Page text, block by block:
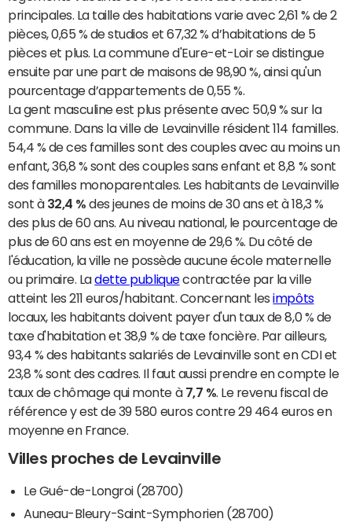
principales. La taille des habitations varie avec 2,61 % de 2
pièces, 0,65 % de studios et 67,32 % d’habitations de 5
pièces et plus. La commune d'Eure-et-Loir se distingue
ensuite par une part de maisons de 98,90 %, ainsi qu'un
pourcentage d’appartements de 0,55 %.
La gent masculine est plus présente avec 50,9 % sur la
commune. Dans la ville de Levainville résident 114 familles.
54,4 % de ces familles sont des couples avec au moins un
enfant, 36,8 % sont des couples sans enfant et 8,8 % sont
des familles monoparentales. Les habitants de Levainville
sont à 32,4 % des jeunes de moins de 30 ans et à 18,3 %
des plus de 60 ans. Au niveau national, le pourcentage de
plus de 60 ans est en moyenne de 29,6 %. Du côté de
l'éducation, la ville ne possède aucune école maternelle
ou primaire. Ladette publiquecontractée par la ville
atteint les 211 euros/habitant. Concernant lesimpôts
locaux, les habitants doivent payer d'un taux de 8,0 % de
taxe d'habitation et 38,9 % de taxe foncière. Par ailleurs,
93,4 % des habitants salariés de Levainville sont en CDI et
23,8 % sont des cadres. Il faut aussi prendre en compte le
taux de chômage qui monte à 7,7 % . Le revenu fiscal de
référence y est de 39 580 euros contre 29 464 euros en
moyenne en France.
Villes proches de Levainville
Le Gué-de-Longroi (28700)
Auneau-Bleury-Saint-Symphorien (28700)